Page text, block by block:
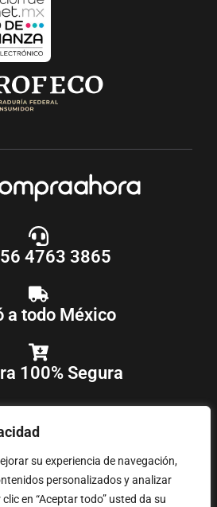
su experiencia de navegación,
personalizados y analizar
en “Aceptar todo” usted da su
4763 3865
a todo México
100% Segura
, TODOS LOS DERECHOS